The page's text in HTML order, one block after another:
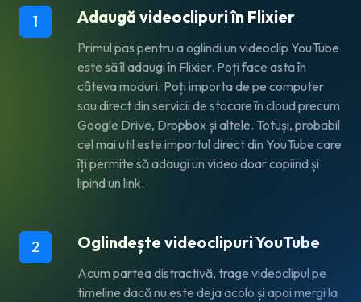
1 Adaugă videoclipuri în Flixier
Primul pas pentru a oglindi un videoclip YouTube
este să îl adaugi în Flixier. Poți face asta în
câteva moduri. Poți importa de pe computer
sau direct din servicii de stocare în cloud precum
Google Drive, Dropbox și altele. Totuși, probabil
cel mai util este importul direct din YouTube care
îți permite să adaugi un video doar copiind și
lipind un link.
2 Oglindește videoclipuri YouTube
Acum partea distractivă, trage videoclipul pe
timeline dacă nu este deja acolo și apoi mergi la